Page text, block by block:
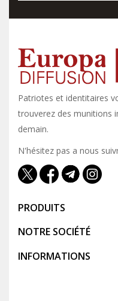
Patriotes et identitaires
trouverez des munitions
demain.
N'hésitez pas a nous
PRODUITS
NOTRE SOCIÉTÉ
INFORMATIONS